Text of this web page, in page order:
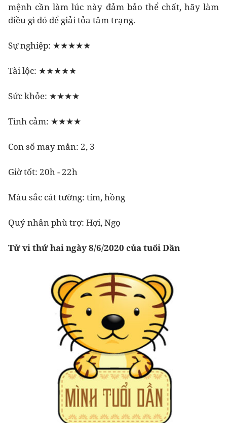
mệnh cần làm lúc này đảm bảo thể chất, hãy làm
điều gì đó để giải tỏa tâm trạng.
Sự nghiệp: ★★★★★
Tài lộc: ★★★★★
Sức khỏe: ★★★★
Tình cảm: ★★★★
Con số may mắn: 2, 3
Giờ tốt: 20h - 22h
Màu sắc cát tường: tím, hồng
Quý nhân phù trợ: Hợi, Ngọ
Tử vi thứ hai ngày 8/6/2020 của tuổi Dần